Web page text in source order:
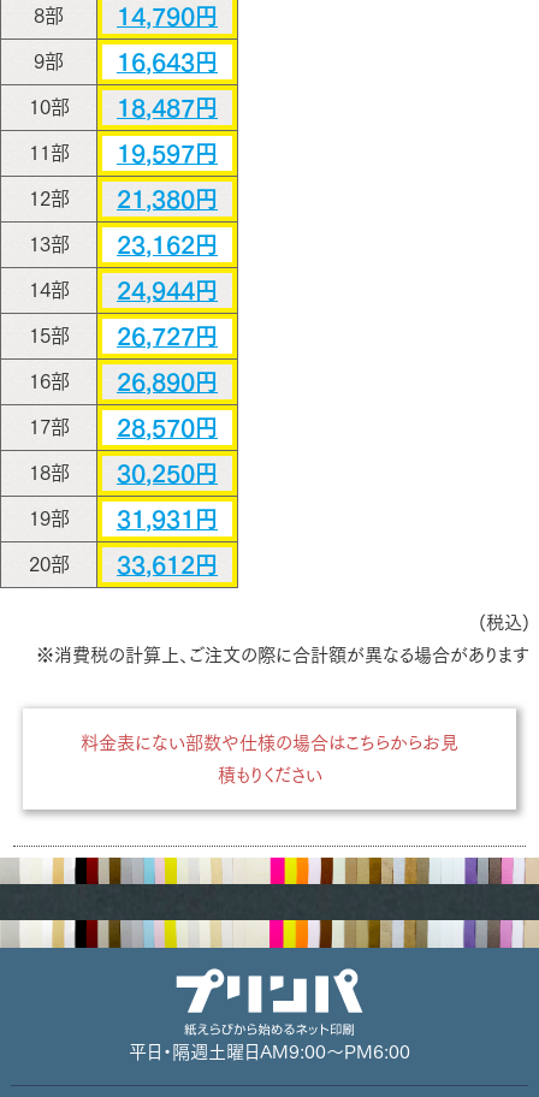
8部 14,790円
9部 16,643円
10部 18,487円
11部 19,597円
12部 21,380円
13部 23,162円
14部 24,944円
15部 26,727円
16部 26,890円
17部 28,570円
18部 30,250円
19部 31,931円
20部 33,612円
(税込)
※消費税の計算上、ご注文の際に合計額が異なる場合があります
料金表にない部数や仕様の場合はこちらからお見
積もりください
平日・隔週土曜日 AM9:00～PM6:00